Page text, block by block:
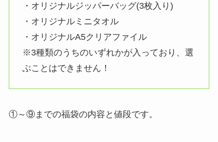
・オリジナルジッパーバッグ(3枚入り)
・オリジナルミニタオル
・オリジナルA5クリアファイル
※3種類のうちのいずれかが入っており、選
ぶことはできません！
①～⑨までの福袋の内容と値段です。